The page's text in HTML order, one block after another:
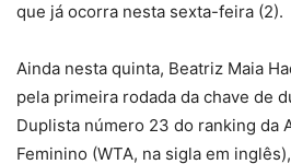
que já ocorra nesta sexta-feira (2).
Ainda nesta quinta, Beatriz Maia
pela primeira rodada da chave de
Duplista número 23 do ranking da
Feminino (WTA, na sigla em